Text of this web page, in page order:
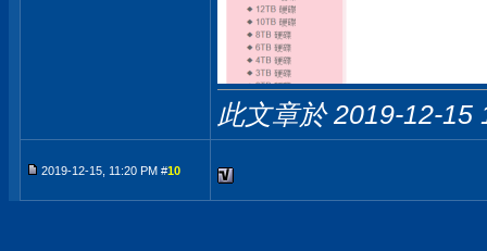
此文章於 2019-12-15
2019-12-15, 11:20 PM #10